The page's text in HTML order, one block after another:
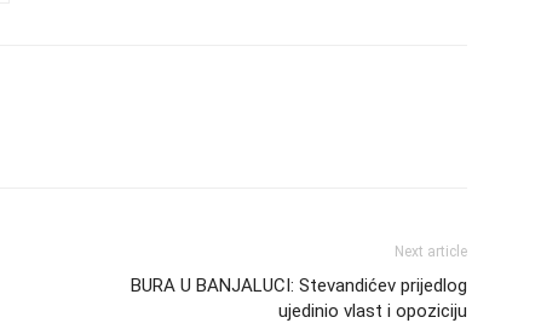
Next article
BURA U BANJALUCI: Stevandićev prijedlog
ujedinio vlast i opoziciju